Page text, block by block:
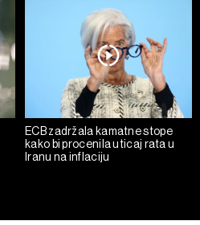
možete ponovno ažurirati
Pristanak možete u bilo kojem
posledica.
ECB zadržala kamatne stope
kako bi procenila uticaj rata u
Iranu na inflaciju